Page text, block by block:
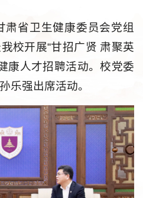
肃省卫生健康委员会党组
校开展“甘招广贤 肃聚英
康人才招聘活动。校党委
乐强出席活动。